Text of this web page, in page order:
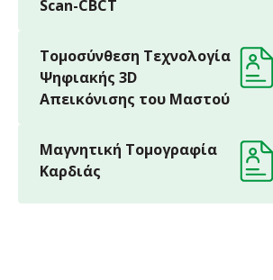
Scan-CBCT
Τομοσύνθεση Τεχνολογία
Ψηφιακής 3D
Απεικόνισης του Μαστού
Μαγνητική Τομογραφία
Καρδιάς